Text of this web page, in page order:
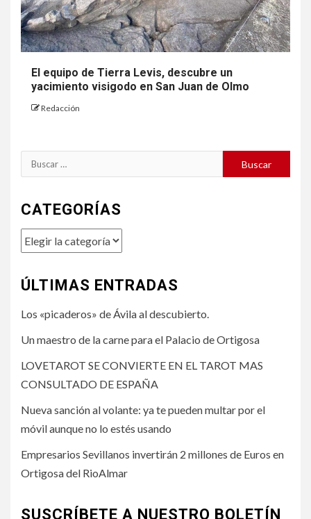
El equipo de Tierra Levis, descubre un
yacimiento visigodo en San Juan de Olmo
Redacción
Buscar:
CATEGORÍAS
Categorías
ÚLTIMAS ENTRADAS
Los «picaderos» de Ávila al descubierto.
Un maestro de la carne para el Palacio de Ortigosa
LOVETAROT SE CONVIERTE EN EL TAROT MAS
CONSULTADO DE ESPAÑA
Nueva sanción al volante: ya te pueden multar por el
móvil aunque no lo estés usando
Empresarios Sevillanos invertirán 2 millones de Euros en
Ortigosa del RioAlmar
SUSCRÍBETE A NUESTRO BOLETÍN